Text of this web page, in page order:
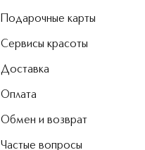
Подарочные карты
Сервисы красоты
Доставка
Оплата
Обмен и возврат
Частые вопросы